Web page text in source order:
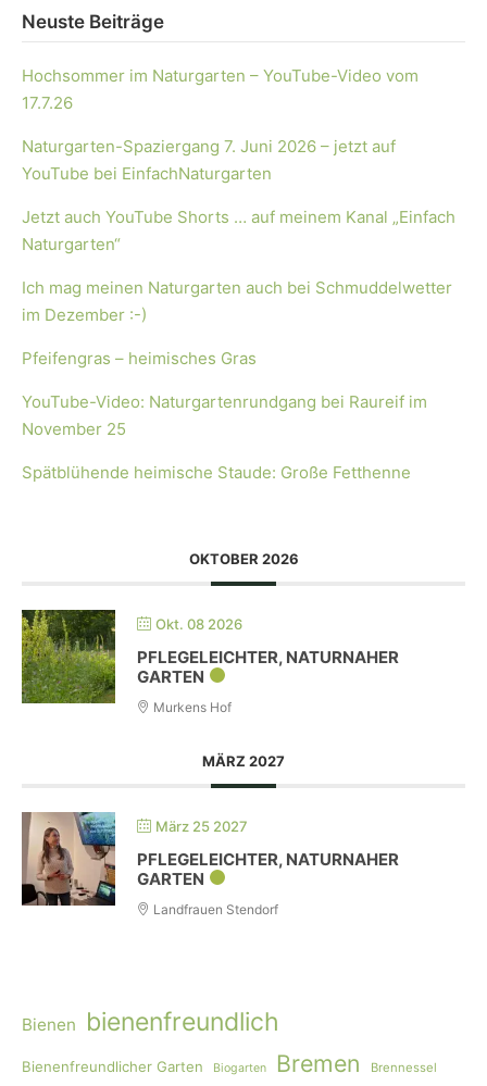
Neuste Beiträge
Hochsommer im Naturgarten – YouTube-Video vom
17.7.26
Naturgarten-Spaziergang 7. Juni 2026 – jetzt auf
YouTube bei EinfachNaturgarten
Jetzt auch YouTube Shorts … auf meinem Kanal „Einfach
Naturgarten“
Ich mag meinen Naturgarten auch bei Schmuddelwetter
im Dezember :-)
Pfeifengras – heimisches Gras
YouTube-Video: Naturgartenrundgang bei Raureif im
November 25
Spätblühende heimische Staude: Große Fetthenne
OKTOBER 2026
Okt. 08 2026
PFLEGELEICHTER, NATURNAHER
GARTEN
Murkens Hof
MÄRZ 2027
März 25 2027
PFLEGELEICHTER, NATURNAHER
GARTEN
Landfrauen Stendorf
Bienen bienenfreundlich
Bienenfreundlicher Garten Biogarten Bremen Brennessel